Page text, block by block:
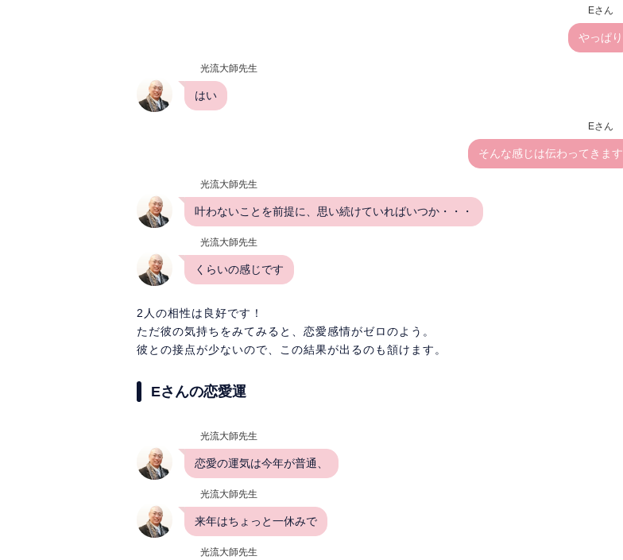
Eさん
やっぱり
光流大師先生
はい
Eさん
そんな感じは伝わってきます
光流大師先生
叶わないことを前提に、思い続けていればいつか・・・
光流大師先生
くらいの感じです
2人の相性は良好です！
ただ彼の気持ちをみてみると、恋愛感情がゼロのよう。
彼との接点が少ないので、この結果が出るのも頷けます。
Eさんの恋愛運
光流大師先生
恋愛の運気は今年が普通、
光流大師先生
来年はちょっと一休みで
光流大師先生